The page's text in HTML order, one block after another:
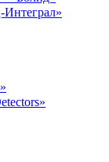
Интеграл»